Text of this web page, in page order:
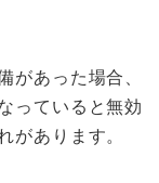
があった場合、
っていると無効
があります。